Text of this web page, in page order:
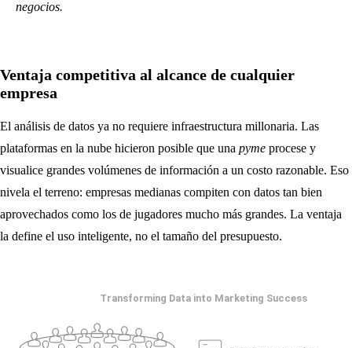
negocios.
Ventaja competitiva al alcance de cualquier
empresa
El análisis de datos ya no requiere infraestructura millonaria. Las
plataformas en la nube hicieron posible que una pyme procese y
visualice grandes volúmenes de información a un costo razonable. Eso
nivela el terreno: empresas medianas compiten con datos tan bien
aprovechados como los de jugadores mucho más grandes. La ventaja
la define el uso inteligente, no el tamaño del presupuesto.